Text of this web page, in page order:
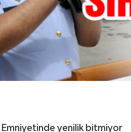
yenilik bitmiyor